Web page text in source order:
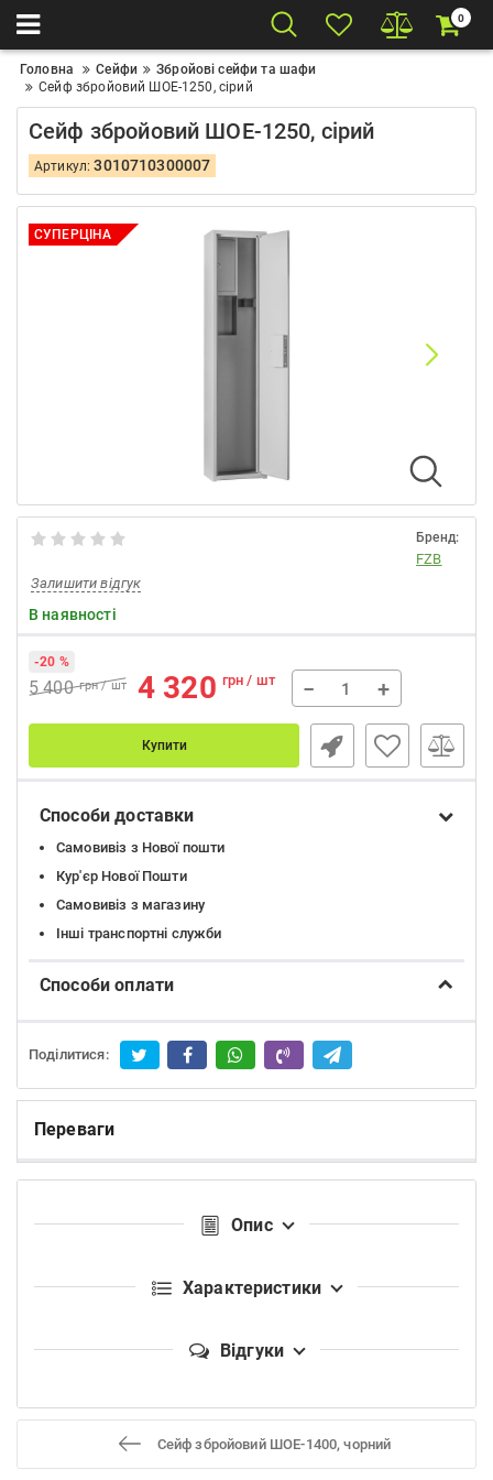
0
Головна Сейфи
Збройові сейфи та шафи
Сейф збройовий ШОЕ-1250, сірий
Сейф збройовий ШОЕ-1250, сірий
Артикул:3010710300007
СУПЕРЦІНА
Бренд:
FZB
Залишити відгук
В наявності
5 400 грн / шт 4 320 грн / шт
-20 %
− +
Купити
Способи доставки
Самовивіз з Нової пошти
Кур'єр Нової Пошти
Самовивіз з магазину
Інші транспортні служби
Способи оплати
Поділитися:
Переваги
Опис
Характеристики
Відгуки
Сейф збройовий ШОЕ-1400, чорний